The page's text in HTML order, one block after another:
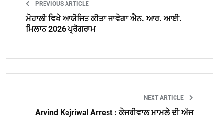
PREVIOUS ARTICLE
ਮੋਹਾਲੀ ਵਿਖੇ ਆਯੋਜਿਤ ਕੀਤਾ ਜਾਵੇਗਾ ਐਨ. ਆਰ. ਆਈ.
ਮਿਲਾਨ 2026 ਪ੍ਰੋਗਰਾਮ
NEXT ARTICLE
Arvind Kejriwal Arrest : ਕੇਜਰੀਵਾਲ ਮਾਮਲੇ ਦੀ ਅੱਜ